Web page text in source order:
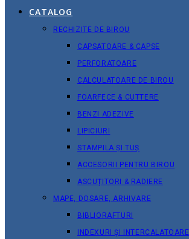
CATALOG
RECHIZITE DE BIROU
CAPSATOARE & CAPSE
PERFORATOARE
CALCULATOARE DE BIROU
FOARFECE & CUTTERE
BENZI ADEZIVE
LIPICIURI
STAMPILA ȘI TUȘ
ACCESORII PENTRU BIROU
ASCUȚITORI & RADIERE
MAPE, DOSARE, ARHIVARE
BIBLIORAFTURI
INDEXURI ȘI INTERCALATOARE